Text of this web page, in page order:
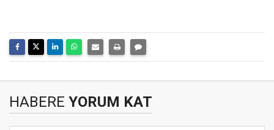
HABERE YORUM KAT